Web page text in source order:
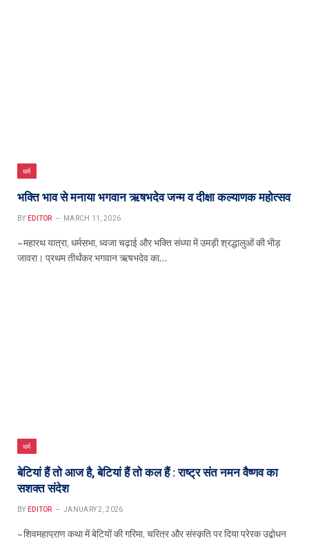
धर्म
भक्ति भाव से मनाया भगवान ऋषभदेव जन्म व दीक्षा कल्याणक महोत्सव
BY EDITOR MARCH 11, 2026
– महारथ यात्रा, धर्मसभा, ध्वजा चढ़ाई और भक्ति संध्या में उमड़ी श्रद्धालुओं की भीड़
जावरा। प्रथम तीर्थंकर भगवान ऋषभदेव का…
धर्म
बेटियां हैं तो आज है, बेटियां हैं तो कल हैं : राष्ट्र संत नमन वैष्णव का
सशक्त संदेश
BY EDITOR JANUARY 2, 2026
– शिवमहापुराण कथा में बेटियों की गरिमा, चरित्र और संस्कृति पर दिया प्रेरक उद्बोधन